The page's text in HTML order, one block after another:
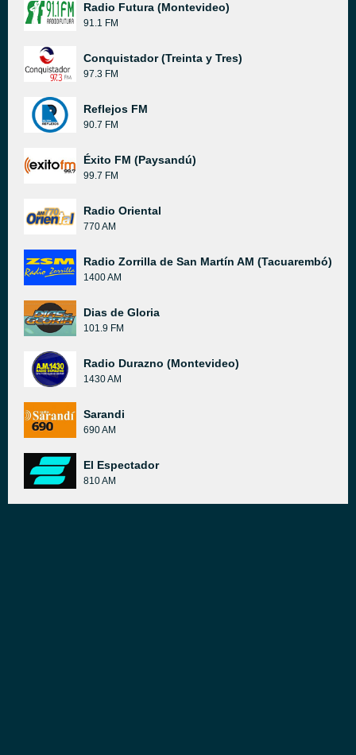
Radio Futura (Montevideo)
91.1 FM
Conquistador (Treinta y Tres)
97.3 FM
Reflejos FM
90.7 FM
Éxito FM (Paysandú)
99.7 FM
Radio Oriental
770 AM
Radio Zorrilla de San Martín AM (Tacuarembó)
1400 AM
Dias de Gloria
101.9 FM
Radio Durazno (Montevideo)
1430 AM
Sarandi
690 AM
El Espectador
810 AM